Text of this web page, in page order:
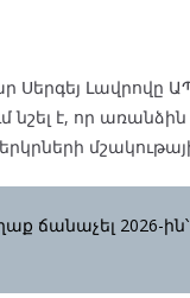
Լավրովը
նշել է, որ
ճանաչել 2026-